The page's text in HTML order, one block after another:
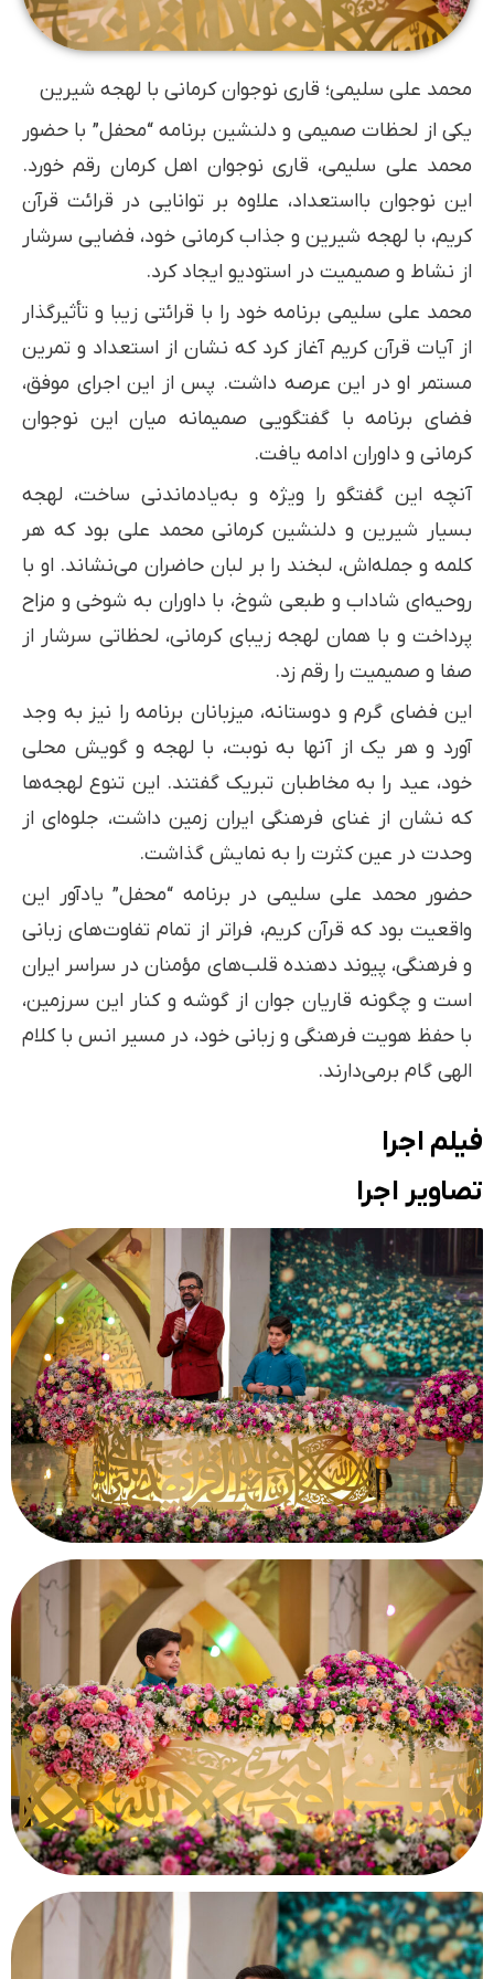
محمد علی سلیمی؛ قاری نوجوان کرمانی با لهجه شیرین
یکی از لحظات صمیمی و دلنشین برنامه “محفل” با حضور
محمد علی سلیمی، قاری نوجوان اهل کرمان رقم خورد.
این نوجوان بااستعداد، علاوه بر توانایی در قرائت قرآن
کریم، با لهجه شیرین و جذاب کرمانی خود، فضایی سرشار
از نشاط و صمیمیت در استودیو ایجاد کرد.
محمد علی سلیمی برنامه خود را با قرائتی زیبا و تأثیرگذار
از آیات قرآن کریم آغاز کرد که نشان از استعداد و تمرین
مستمر او در این عرصه داشت. پس از این اجرای موفق،
فضای برنامه با گفتگویی صمیمانه میان این نوجوان
کرمانی و داوران ادامه یافت.
آنچه این گفتگو را ویژه و به‌یادماندنی ساخت، لهجه
بسیار شیرین و دلنشین کرمانی محمد علی بود که هر
کلمه و جمله‌اش، لبخند را بر لبان حاضران می‌نشاند. او با
روحیه‌ای شاداب و طبعی شوخ، با داوران به شوخی و مزاح
پرداخت و با همان لهجه زیبای کرمانی، لحظاتی سرشار از
صفا و صمیمیت را رقم زد.
این فضای گرم و دوستانه، میزبانان برنامه را نیز به وجد
آورد و هر یک از آنها به نوبت، با لهجه و گویش محلی
خود، عید را به مخاطبان تبریک گفتند. این تنوع لهجه‌ها
که نشان از غنای فرهنگی ایران زمین داشت، جلوه‌ای از
وحدت در عین کثرت را به نمایش گذاشت.
حضور محمد علی سلیمی در برنامه “محفل” یادآور این
واقعیت بود که قرآن کریم، فراتر از تمام تفاوت‌های زبانی
و فرهنگی، پیوند دهنده قلب‌های مؤمنان در سراسر ایران
است و چگونه قاریان جوان از گوشه و کنار این سرزمین،
با حفظ هویت فرهنگی و زبانی خود، در مسیر انس با کلام
الهی گام برمی‌دارند.
فیلم اجرا
تصاویر اجرا